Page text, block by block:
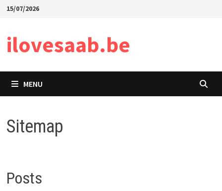
Skip15/07/2026
ilovesaab.be
MENU
Sitemap
Posts